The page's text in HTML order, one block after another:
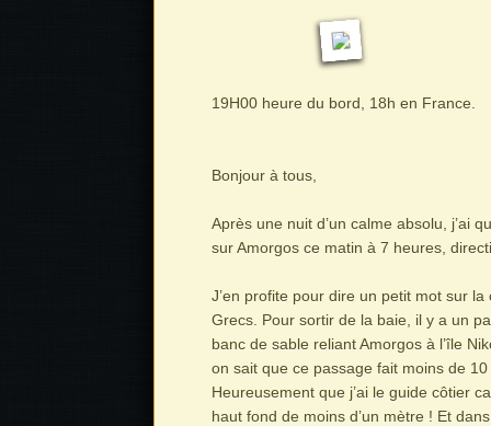
19H00 heure du bord, 18h en France.
Bonjour à tous,
Après une nuit d’un calme absolu, j’ai
sur Amorgos ce matin à 7 heures,
J’en profite pour dire un petit mot sur
Grecs. Pour sortir de la baie, il y a un
banc de sable reliant Amorgos à l’île
on sait que ce passage fait moins de
Heureusement que j’ai le guide côtier
haut fond de moins d’un mètre ! Et